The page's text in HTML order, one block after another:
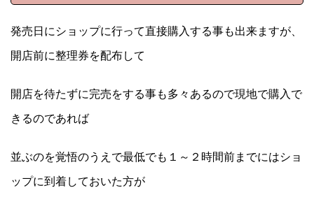
発売日にショップに行って直接購入する事も出来ますが、
開店前に整理券を配布して
開店を待たずに完売をする事も多々あるので現地で購入で
きるのであれば
並ぶのを覚悟のうえで最低でも１～２時間前までにはショ
ップに到着しておいた方が